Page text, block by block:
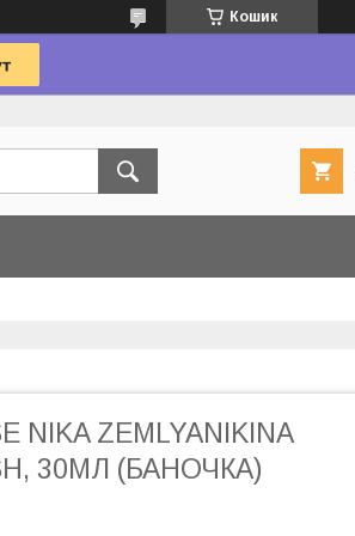
Кошик
NIKA ZEMLYANIKINA
30МЛ (БАНОЧКА)